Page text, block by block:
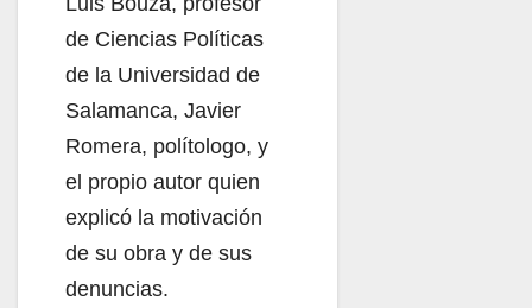
de Ciencias Políticas
de la Universidad de
Salamanca, Javier
Romera, polítologo, y
el propio autor quien
explicó la motivación
de su obra y de sus
denuncias.